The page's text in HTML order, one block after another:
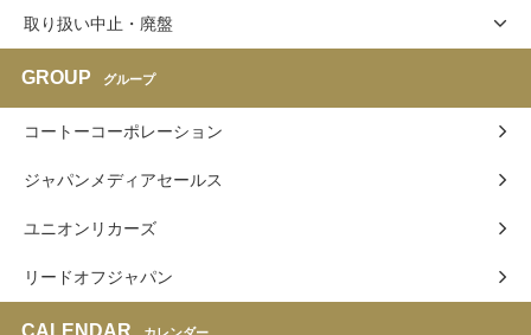
取り扱い中止・廃盤
GROUP グループ
コートーコーポレーション
ジャパンメディアセールス
ユニオンリカーズ
リードオフジャパン